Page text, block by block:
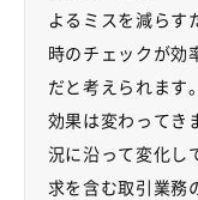
よるミスを減らす
時のチェックが効
だと考えられます。
効果は変わってき
況に沿って変化し
求を含む取引業務